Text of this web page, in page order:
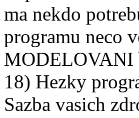
ma nekdo
programu neco
MODELOVANI
18) Hezky
Sazba vasich